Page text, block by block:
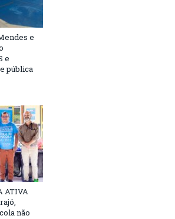
e
e
pública
ATIVA
não